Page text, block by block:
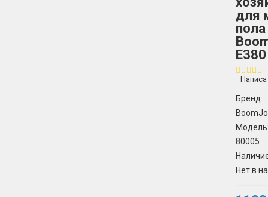
для
пола
E380
Бренд:
80005
Нет в